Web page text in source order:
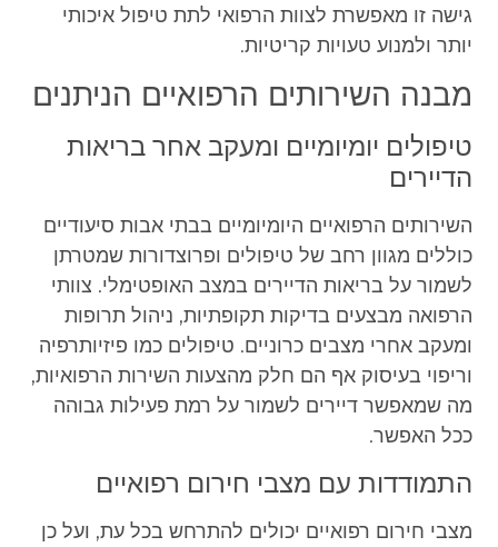
גישה זו מאפשרת לצוות הרפואי לתת טיפול איכותי
יותר ולמנוע טעויות קריטיות.
מבנה השירותים הרפואיים הניתנים
טיפולים יומיומיים ומעקב אחר בריאות
הדיירים
השירותים הרפואיים היומיומיים בבתי אבות סיעודיים
כוללים מגוון רחב של טיפולים ופרוצדורות שמטרתן
לשמור על בריאות הדיירים במצב האופטימלי. צוותי
הרפואה מבצעים בדיקות תקופתיות, ניהול תרופות
ומעקב אחרי מצבים כרוניים. טיפולים כמו פיזיותרפיה
וריפוי בעיסוק אף הם חלק מהצעות השירות הרפואיות,
מה שמאפשר דיירים לשמור על רמת פעילות גבוהה
ככל האפשר.
התמודדות עם מצבי חירום רפואיים
מצבי חירום רפואיים יכולים להתרחש בכל עת, ועל כן